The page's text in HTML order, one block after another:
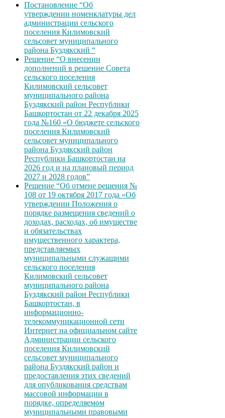
Постановление “Об
утверждении номенклатуры дел
администрации сельского
поселения Килимовский
сельсовет муниципального
района Буздякский “
Решение “О внесении
дополнений в решение Совета
сельского поселения
Килимовский сельсовет
муниципального района
Буздякский район Республики
Башкортостан от 22 декабря 2025
года №160 «О бюджете сельского
поселения Килимовский
сельсовет муниципального
района Буздякский район
Республики Башкортостан на
2026 год и на плановый период
2027 и 2028 годов”
Решение “Об отмене решения №
108 от 19 октября 2017 года «Об
утверждении Положения о
порядке размещения сведений о
доходах, расходах, об имуществе
и обязательствах
имущественного характера,
представляемых
муниципальными служащими
сельского поселения
Килимовский сельсовет
муниципального района
Буздякский район Республики
Башкортостан, в
информационно-
телекоммуникационной сети
Интернет на официальном сайте
Администрации сельского
поселения Килимовский
сельсовет муниципального
района Буздякский район и
предоставления этих сведений
для опубликования средствам
массовой информации в
порядке, определяемом
муниципальными правовыми